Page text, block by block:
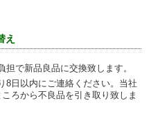
え
で新品良品に交換致します。
8日以内にご連絡ください。当社
ろから不良品を引き取り致しま